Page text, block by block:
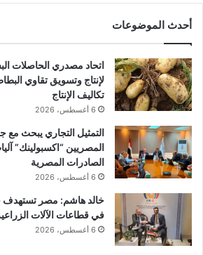
أحدث الموضوعات
اتحاد مصدري الحاصلات
لإنتاج وتسويق تقاوي
تكاليف الإنتاج
6 أغسطس، 2026
التمثيل التجاري يبحث مع
المصريين “اكسبولينك”
الصادرات المصرية
6 أغسطس، 2026
خالد هاشم: مصر تستهدف
في قطاعات الآلات
6 أغسطس، 2026